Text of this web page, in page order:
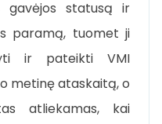
gavėjos statusą ir
paramą, tuomet ji
ir pateikti VMI
metinę ataskaitą, o
atliekamas, kai